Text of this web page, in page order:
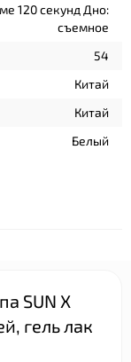
120 секунд Дно:
съемное
54
Китай
Китай
Белый
SUN X
гель лак